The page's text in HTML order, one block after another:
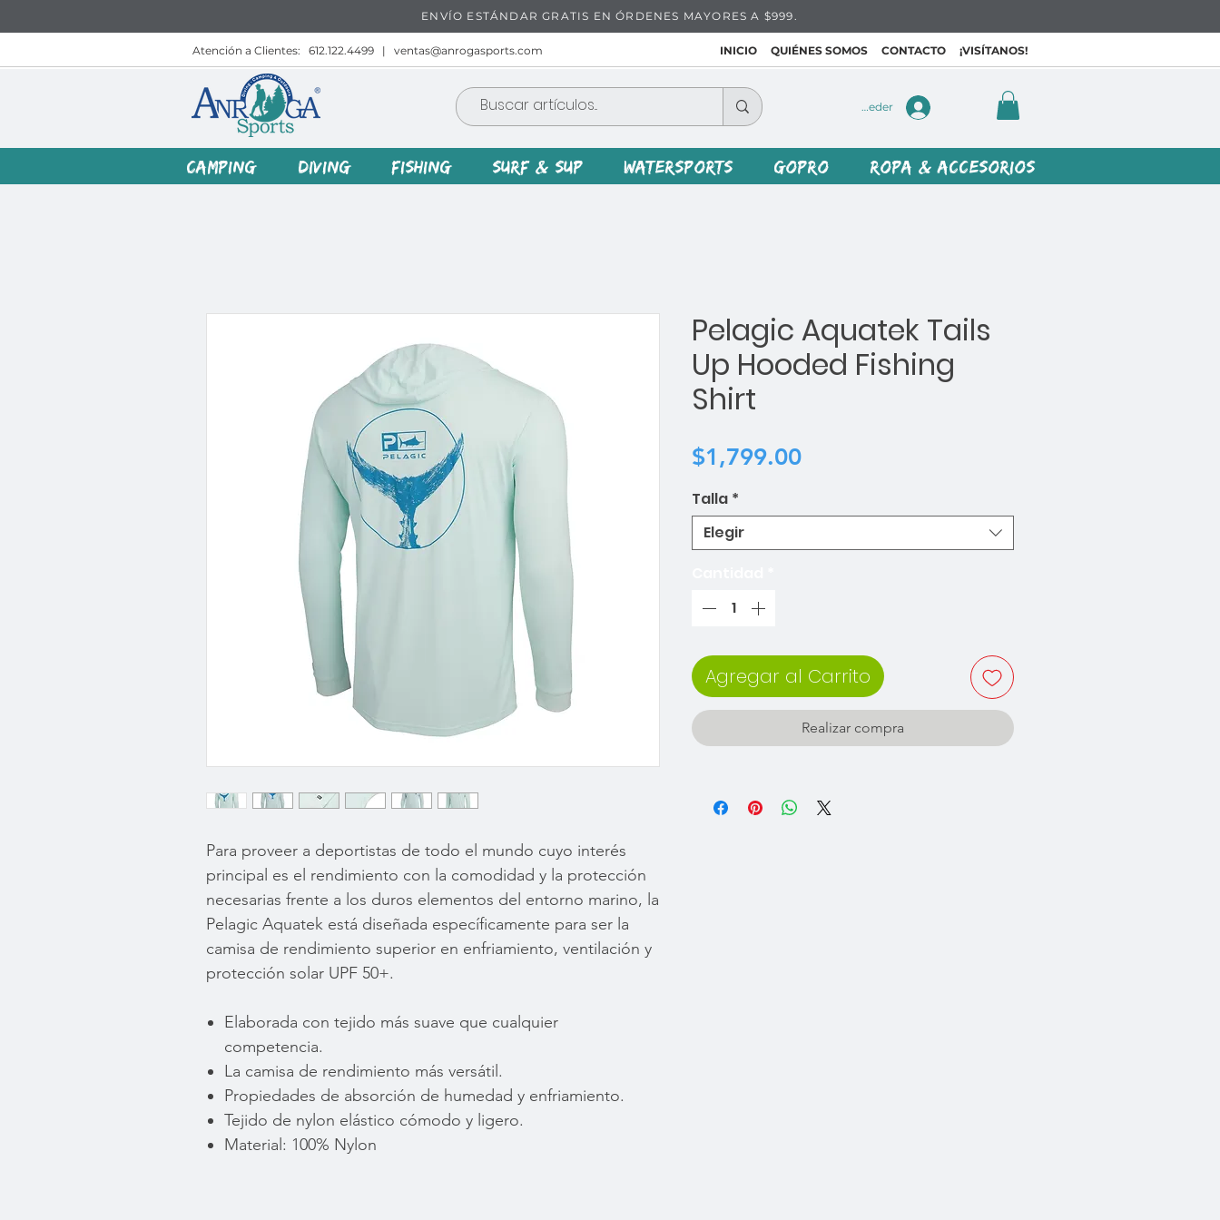
ENVÍO ESTÁNDAR GRATIS EN ÓRDENES MAYORES A $999.
Atención a Clientes: 612.122.4499 | ventas@anrogasports.com INICIO QUIÉNES SOMOS CONTACTO ¡VISÍTANOS!
Acceder
CAMPING DIVING FISHING SURF & SUP WATERSPORTS GOPRO ROPA & ACCESORIOS
Para proveer a deportistas de todo el mundo cuyo interés
principal es el rendimiento con la comodidad y la protección
necesarias frente a los duros elementos del entorno marino, la
Pelagic Aquatek está diseñada específicamente para ser la
camisa de rendimiento superior en enfriamiento, ventilación y
protección solar UPF 50+.
Elaborada con tejido más suave que cualquier
competencia.
La camisa de rendimiento más versátil.
Propiedades de absorción de humedad y enfriamiento.
Tejido de nylon elástico cómodo y ligero.
Material: 100% Nylon
Pelagic Aquatek Tails
Up Hooded Fishing
Shirt
$1,799.00Precio
Talla *
Elegir
Agregar al Carrito
Realizar compra